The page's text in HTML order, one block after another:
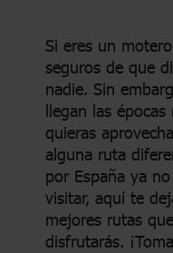
Si eres un
seguros de que
nadie. Sin
llegan las épocas
quieras
alguna ruta
por España ya
visitar, aquí te
mejores rutas
disfrutarás.